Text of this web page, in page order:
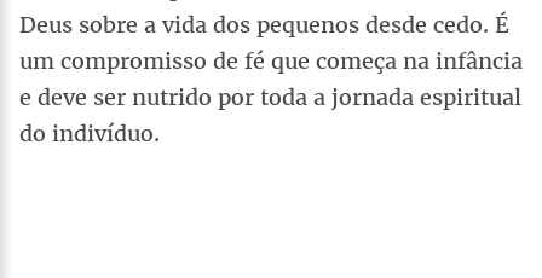
Deus sobre a vida dos pequenos desde cedo. É
um compromisso de fé que começa na infância
e deve ser nutrido por toda a jornada espiritual
do indivíduo.